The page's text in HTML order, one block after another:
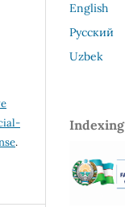
.
English
Русский
Uzbek
Indexing